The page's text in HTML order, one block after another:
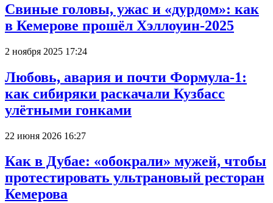
Свиные головы, ужас и «дурдом»: как
в Кемерове прошёл Хэллоуин-2025
2 ноября 2025 17:24
Любовь, авария и почти Формула-1:
как сибиряки раскачали Кузбасс
улётными гонками
22 июня 2026 16:27
Как в Дубае: «обокрали» мужей, чтобы
протестировать ультрановый ресторан
Кемерова